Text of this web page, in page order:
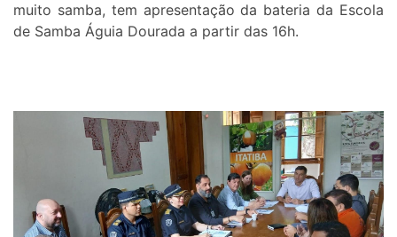
muito samba, tem apresentação da bateria da Escola
de Samba Águia Dourada a partir das 16h.